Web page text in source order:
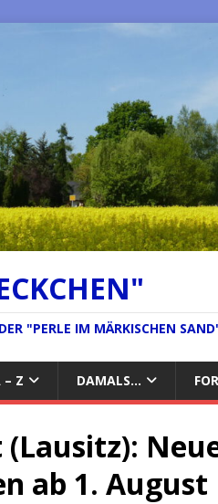
"PERLE IM MÄRKISCHEN
– Z DAMALS…
ab 1. August